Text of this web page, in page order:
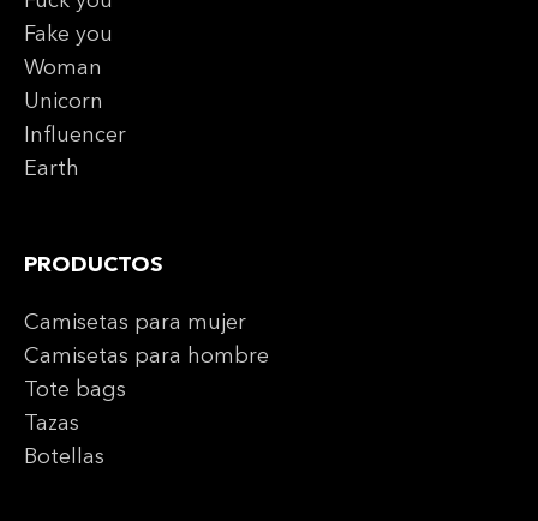
Fake you
Woman
Unicorn
Influencer
Earth
PRODUCTOS
Camisetas para mujer
Camisetas para hombre
Tote bags
Tazas
Botellas